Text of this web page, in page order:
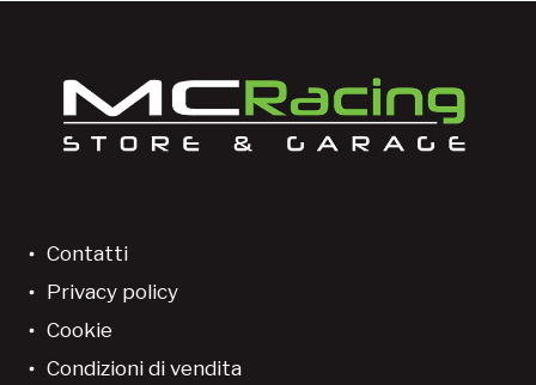
Contatti
Privacy policy
Cookie
Condizioni di vendita